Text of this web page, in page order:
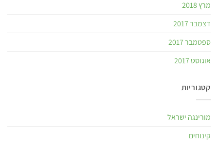
מרץ 2018
דצמבר 2017
ספטמבר 2017
אוגוסט 2017
קטגוריות
מורינגה ישראל
קינוחים